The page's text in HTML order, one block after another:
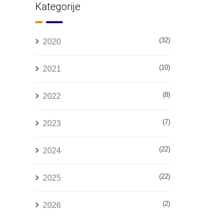
Kategorije
2020 (32)
2021 (10)
2022 (8)
2023 (7)
2024 (22)
2025 (22)
2026 (2)